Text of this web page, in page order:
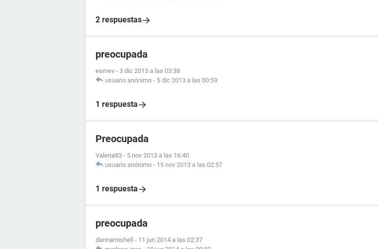
2 respuestas
preocupada
esmev - 3 dic 2013 a las 03:38
usuario anónimo - 5 dic 2013 a las 00:59
1 respuesta
Preocupada
Valeria83 - 5 nov 2013 a las 16:40
usuario anónimo - 15 nov 2013 a las 02:57
1 respuesta
preocupada
dannamishell - 11 jun 2014 a las 02:37